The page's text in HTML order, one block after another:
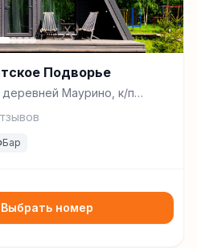
Подворье
Маурино, к/п
улица Волшебная, 16,
Бар
Выбрать номер